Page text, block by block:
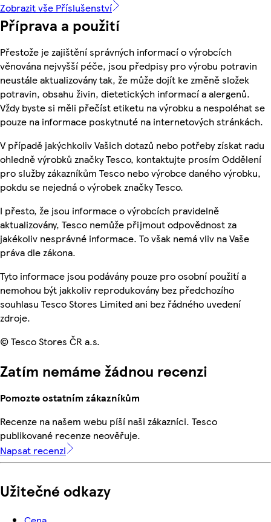
Zobrazit vše Příslušenství
Příprava a použití
Přestože je zajištění správných informací o výrobcích
věnována nejvyšší péče, jsou předpisy pro výrobu potravin
neustále aktualizovány tak, že může dojít ke změně složek
potravin, obsahu živin, dietetických informací a alergenů.
Vždy byste si měli přečíst etiketu na výrobku a nespoléhat se
pouze na informace poskytnuté na internetových stránkách.
V případě jakýchkoliv Vašich dotazů nebo potřeby získat radu
ohledně výrobků značky Tesco, kontaktujte prosím Oddělení
pro služby zákazníkům Tesco nebo výrobce daného výrobku,
pokdu se nejedná o výrobek značky Tesco.
I přesto, že jsou informace o výrobcích pravidelně
aktualizovány, Tesco nemůže přijmout odpovědnost za
jakékoliv nesprávné informace. To však nemá vliv na Vaše
práva dle zákona.
Tyto informace jsou podávány pouze pro osobní použití a
nemohou být jakkoliv reprodukovány bez předchozího
souhlasu Tesco Stores Limited ani bez řádného uvedení
zdroje.
© Tesco Stores ČR a.s.
Zatím nemáme žádnou recenzi
Pomozte ostatním zákazníkům
Recenze na našem webu píší naši zákazníci. Tesco
publikované recenze neověřuje.
Napsat recenzi
Užitečné odkazy